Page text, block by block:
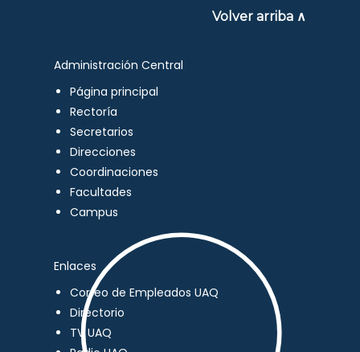
Volver arriba ∧
Administración Central
Página principal
Rectoría
Secretarios
Direcciones
Coordinaciones
Facultades
Campus
Enlaces
Correo de Empleados UAQ
Directorio
TV UAQ